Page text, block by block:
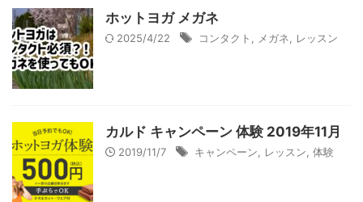
ホットヨガ メガネ
2025/4/22 コンタクト メガネ レッスン
カルド キャンペーン 体験 2019年11月
2019/11/7 キャンペーン レッスン 体験